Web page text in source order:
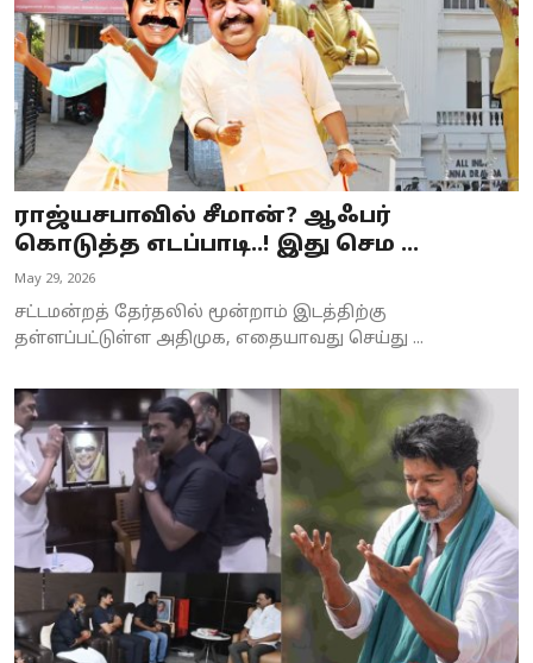
ராஜ்யசபாவில் சீமான்? ஆஃபர்
கொடுத்த எடப்பாடி..! இது செம ...
May 29, 2026
சட்டமன்றத் தேர்தலில் மூன்றாம் இடத்திற்கு
தள்ளப்பட்டுள்ள அதிமுக, எதையாவது செய்து ...